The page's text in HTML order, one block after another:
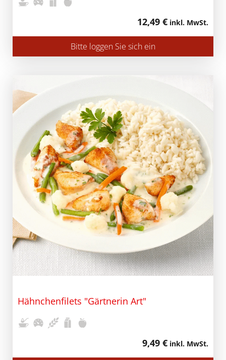
12,49 € inkl. MwSt.
Bitte loggen Sie sich ein
Hähnchenfilets "Gärtnerin Art"
9,49 € inkl. MwSt.